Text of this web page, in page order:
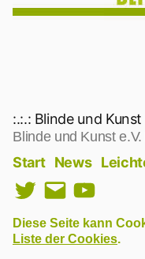
:.:.: Blinde und Kunst
Blinde und Kunst
Start News
TwitterE-
YouTube
Diese Seite kann
Liste der Cookies.